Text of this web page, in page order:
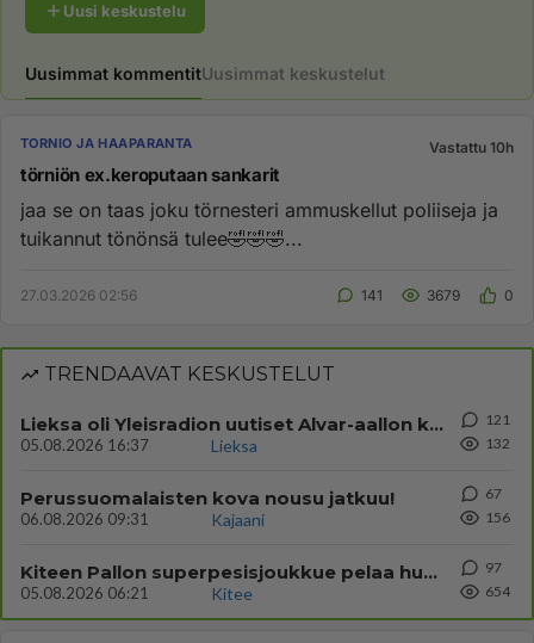
Uusi keskustelu
Uusimmat kommentitUusimmat keskustelut
TORNIO JA HAAPARANTA Vastattu 10h
törniön ex.keroputaan sankarit
jaa se on taas joku törnesteri ammuskellut poliiseja ja
tuikannut tönönsä tulee🤣🤣🤣...
27.03.2026 02:56 141 3679 0
TRENDAAVAT KESKUSTELUT
Lieksa oli Yleisradion uutiset Alvar-aallon kylä myynnissä?
05.08.2026 16:37 Lieksa
121
132
Perussuomalaisten kova nousu jatkuu!
06.08.2026 09:31 Kajaani
67
156
Kiteen Pallon superpesisjoukkue pelaa huumeiden vaikutuksen alaisena
05.08.2026 06:21 Kitee
97
654